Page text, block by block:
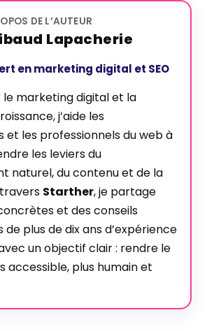
DE L’AUTEUR
Lapacherie
en marketing digital et SEO
le marketing digital et la
j’aide les
et les professionnels du web à
les leviers du
naturel, du contenu et de la
Starther, je partage
et des conseils
de plus de dix ans d’expérience
un objectif clair : rendre le
accessible, plus humain et